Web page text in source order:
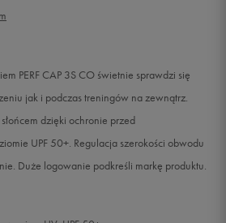
PERF CAP 3S CO świetnie sprawdzi się
jak i podczas treningów na zewnątrz.
dzięki ochronie przed
UPF 50+. Regulacja szerokości obwodu
Duże logowanie podkreśli markę produktu.